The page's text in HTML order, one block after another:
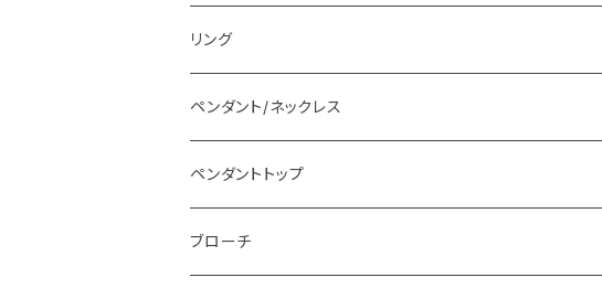
リング
ペンダント/ネックレス
ペンダントトップ
ブローチ